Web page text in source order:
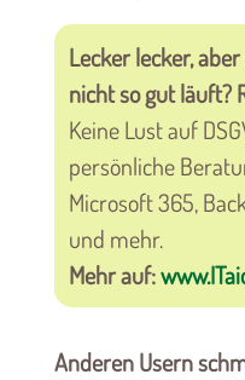
Lecker lecker,
nicht so gut läuft?
Keine Lust auf
persönliche
Microsoft 365,
und mehr.
Mehr auf:
Anderen Usern